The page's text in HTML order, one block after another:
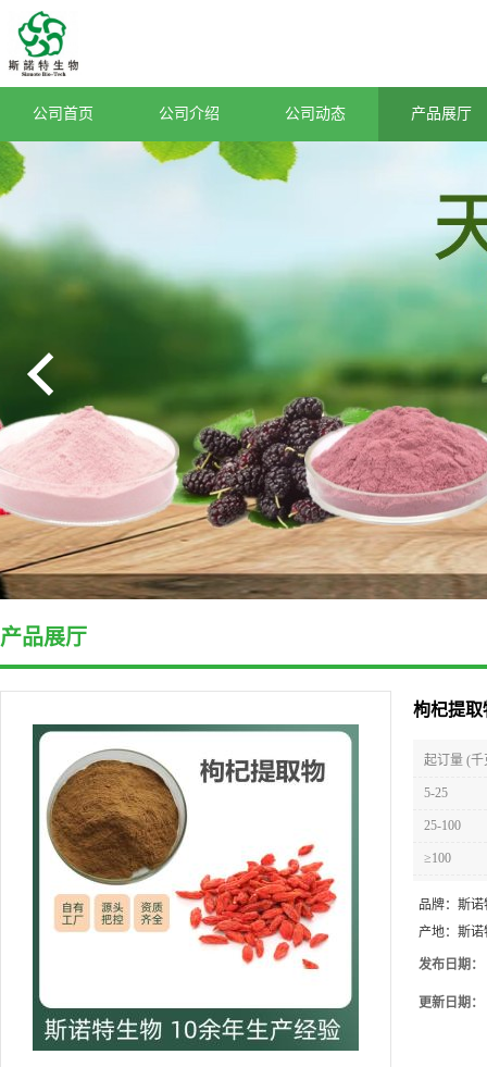
公司首页 公司介绍 公司动态 产品展厅
产品展厅
枸杞提取
起订量 (千
5-25
25-100
≥100
品牌： 斯诺
产地： 斯诺
发布日期：
更新日期：